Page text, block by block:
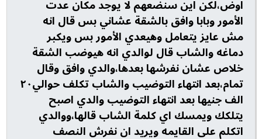
اوض،لكن اين سنضعهم لا يوجد مكان عدت
الأمور وبابا وافق بالشقة عشاني بس قال انه
مش عايز يتعامل وهيعدي الأمور بس ويكبر
دماغه والشاب قال لوالدي انه هيوضب الشقة
خلاص عشان نفرشها بعدها،والدي وافق وقال
تمام،بعد انتهاء التوضيب والشاب تكلف حوالي٢٠
الف جنيها بعد انتهاء التوضيب والدي اصبح
يتلكك ويمسك اي كلمة الشاب قالها،ووالدي
اتكلم على القايمه ويريد ان نفرش النصف